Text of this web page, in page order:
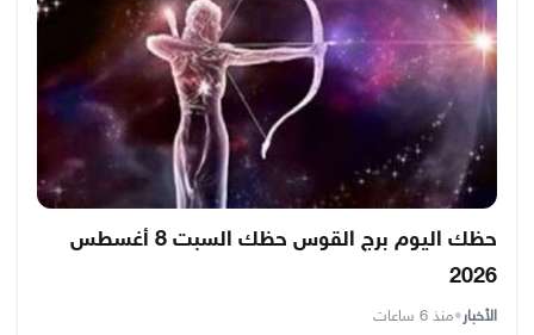
حظك اليوم برج القوس حظك السبت 8 أغسطس
2026
الأخبار•منذ 6 ساعات